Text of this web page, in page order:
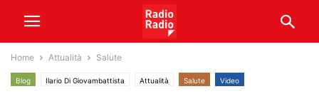
Home Attualità Salute
Blog Ilario Di Giovambattista Attualità Salute Video